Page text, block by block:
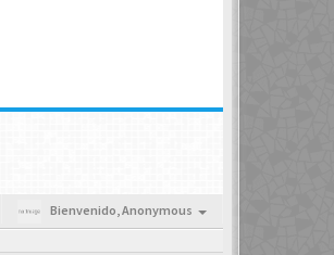
Bienvenido,Anonymous